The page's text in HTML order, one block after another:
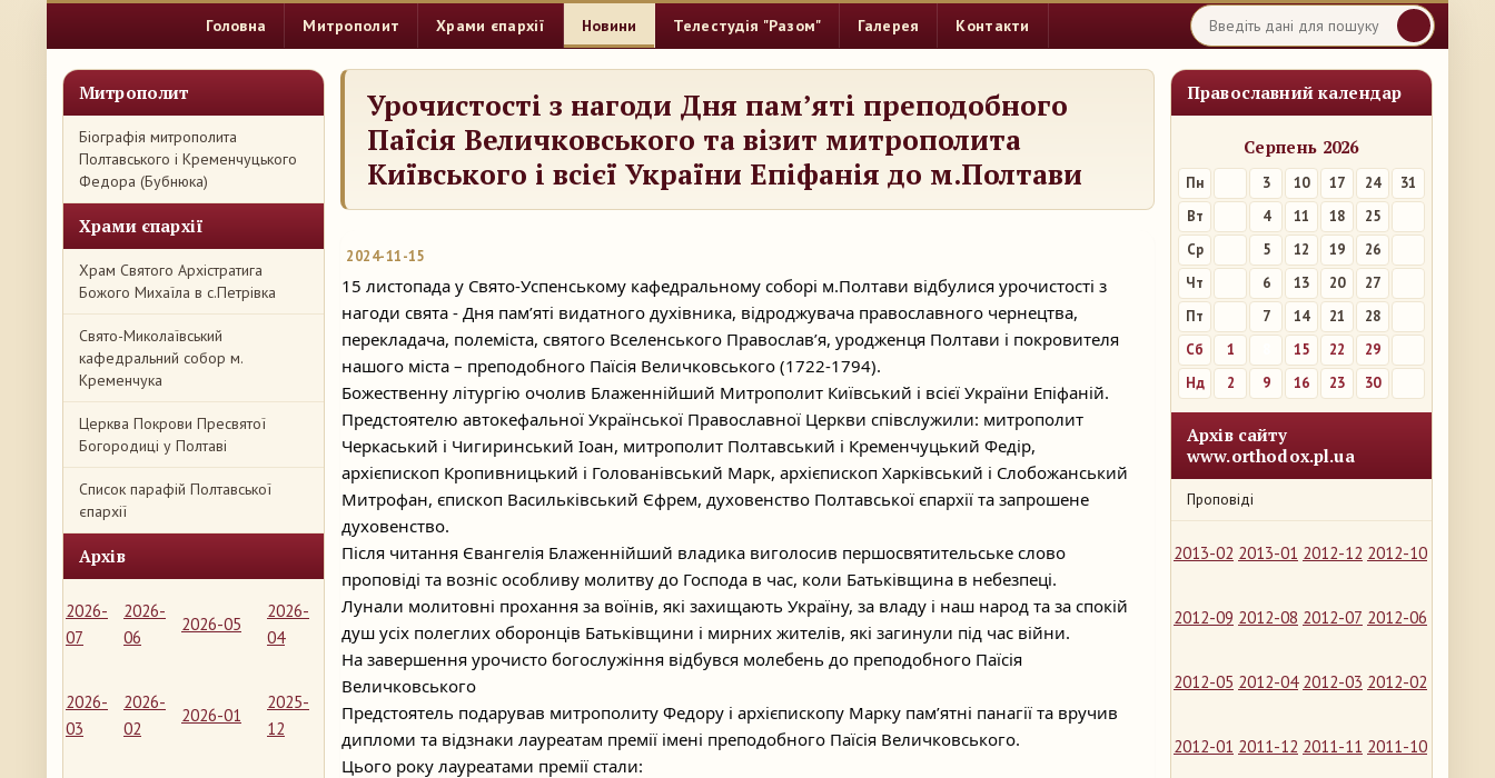
Головна Митрополит Храми єпархії Новини Телестудія "Разом" Галерея Контакти
Митрополит
Біографія митрополита
Полтавського і Кременчуцького
Федора (Бубнюка)
Храми єпархії
Храм Святого Архістратига
Божого Михаїла в с.Петрівка
Свято-Миколаївський
кафедральний собор м.
Кременчука
Церква Покрови Пресвятої
Богородиці у Полтаві
Список парафій Полтавської
єпархії
Архів
2026-
07
2026-
06
2026-05
2026-
04
2026-
03
2026-
02
2026-01
2025-
12
Православний календар
Серпень 2026
Пн 3 10 17 24
31
Вт
4 11 18
25
Ср
5 12 19
26
Чт
6 13 20
27
Пт
7 14 21
28
Сб
1 15 22
29
Нд
2 9 16 23 30
Архів сайту
www.orthodox.pl.ua
Проповіді
2013-02 2013-01 2012-12 2012-10
2012-09 2012-08 2012-07 2012-06
2012-05 2012-04 2012-03 2012-02
2012-01 2011-12 2011-11 2011-10
Урочистості з нагоди Дня пам’яті преподобного
Паїсія Величковського та візит митрополита
Київського і всієї України Епіфанія до м.Полтави
2024-11-15
15 листопада у Свято-Успенському кафедральному соборі м.Полтави відбулися урочистості з
нагоди свята - Дня пам’яті видатного духівника, відроджувача православного чернецтва,
перекладача, полеміста, святого Вселенського Православ’я, уродженця Полтави і покровителя
нашого міста – преподобного Паїсія Величковського (1722-1794).
Божественну літургію очолив Блаженнійший Митрополит Київський і всієї України Епіфаній.
Предстоятелю автокефальної Української Православної Церкви співслужили: митрополит
Черкаський і Чигиринський Іоан, митрополит Полтавський і Кременчуцький Федір,
архієпископ Кропивницький і Голованівський Марк, архієпископ Харківський і Слобожанський
Митрофан, єпископ Васильківський Єфрем, духовенство Полтавської єпархії та запрошене
духовенство.
Після читання Євангелія Блаженнійший владика виголосив першосвятительське слово
проповіді та возніс особливу молитву до Господа в час, коли Батьківщина в небезпеці.
Лунали молитовні прохання за воїнів, які захищають Україну, за владу і наш народ та за спокій
душ усіх полеглих оборонців Батьківщини і мирних жителів, які загинули під час війни.
На завершення урочисто богослужіння відбувся молебень до преподобного Паїсія
Величковського
Предстоятель подарував митрополиту Федору і архієпископу Марку пам’ятні панагії та вручив
дипломи та відзнаки лауреатам премії імені преподобного Паїсія Величковського.
Цього року лауреатами премії стали: